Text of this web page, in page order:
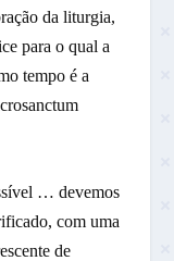
da liturgia,
para o qual a
tempo é a
… devemos
com uma
de